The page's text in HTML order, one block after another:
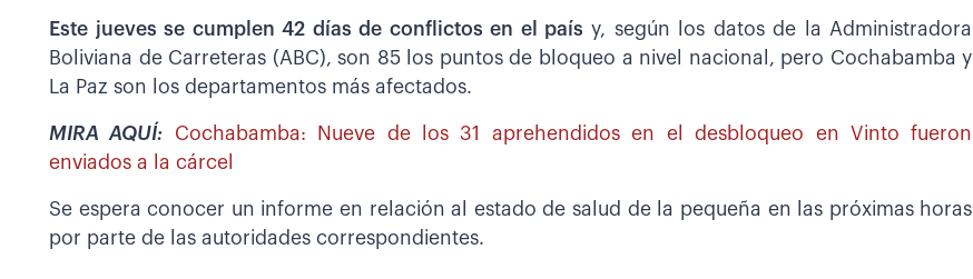
Este jueves se cumplen 42 días de conflictos en el paísy, según los datos de la Administradora
Boliviana de Carreteras (ABC), son 85 los puntos de bloqueo a nivel nacional, pero Cochabamba y
La Paz son los departamentos más afectados.
MIRA AQUÍ:
Cochabamba: Nueve de los 31 aprehendidos en el desbloqueo en Vinto fueron
enviados a la cárcel
Se espera conocer un informe en relación al estado de salud de la pequeña en las próximas horas
por parte de las autoridades correspondientes.